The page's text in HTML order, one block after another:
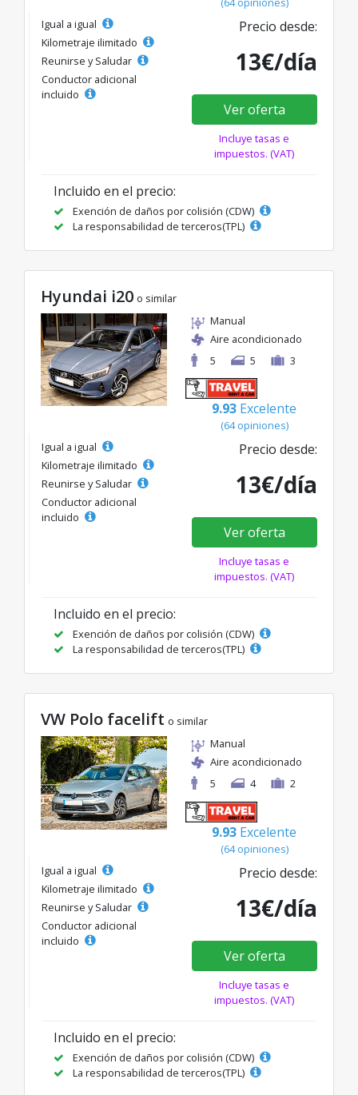
Igual a igual
Kilometraje ilimitado
Reunirse y Saludar
Conductor adicional
incluido
Precio desde:
13€/día
Ver oferta
Incluye tasas e
impuestos. (VAT)
Incluido en el precio:
Exención de daños por colisión (CDW)
La responsabilidad de terceros(TPL)
Hyundai i20 o similar
Manual
Aire acondicionado
5
5 3
9.93 Excelente
(64 opiniones)
Igual a igual
Kilometraje ilimitado
Reunirse y Saludar
Conductor adicional
incluido
Precio desde:
13€/día
Ver oferta
Incluye tasas e
impuestos. (VAT)
Incluido en el precio:
Exención de daños por colisión (CDW)
La responsabilidad de terceros(TPL)
VW Polo facelift o similar
Manual
Aire acondicionado
5
4 2
9.93 Excelente
(64 opiniones)
Igual a igual
Kilometraje ilimitado
Reunirse y Saludar
Conductor adicional
incluido
Precio desde:
13€/día
Ver oferta
Incluye tasas e
impuestos. (VAT)
Incluido en el precio:
Exención de daños por colisión (CDW)
La responsabilidad de terceros(TPL)